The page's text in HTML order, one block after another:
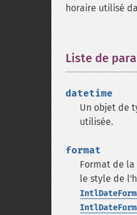
horaire utilisé
Liste de
datetime
Un objet de
utilisée.
format
Format de
le style de